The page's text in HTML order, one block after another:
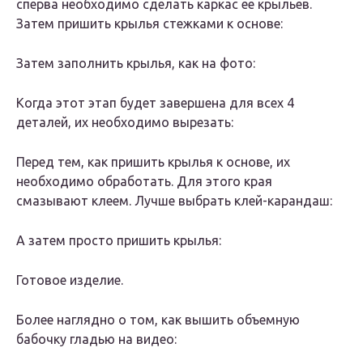
сперва необходимо сделать каркас ее крыльев.
Затем пришить крылья стежками к основе:
Затем заполнить крылья, как на фото:
Когда этот этап будет завершена для всех 4
деталей, их необходимо вырезать:
Перед тем, как пришить крылья к основе, их
необходимо обработать. Для этого края
смазывают клеем. Лучше выбрать клей-карандаш:
А затем просто пришить крылья:
Готовое изделие.
Более наглядно о том, как вышить объемную
бабочку гладью на видео: